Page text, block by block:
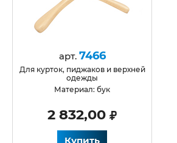
арт. 7466
для курток, пиджаков и верхней
одежды
Материал: бук
2 832,00
Купить